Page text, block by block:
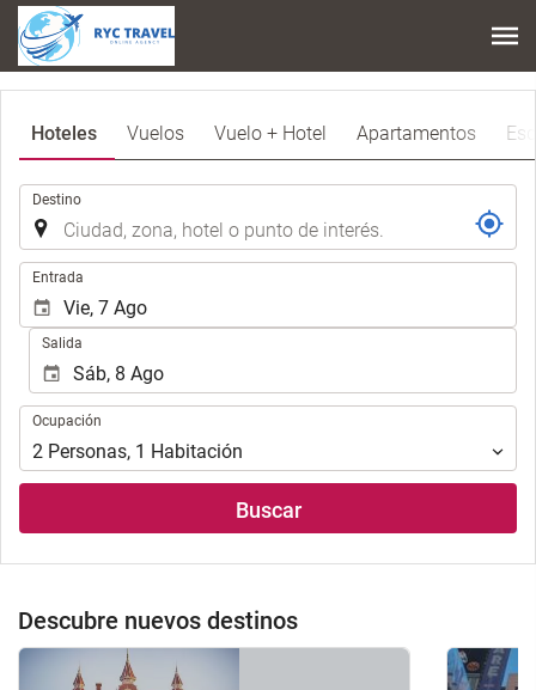
Hoteles Vuelos Vuelo + Hotel Apartamentos
Destino
Entrada
Salida
Ocupación
Ocupación
2 Personas, 1 Habitación
Buscar
Descubre nuevos destinos